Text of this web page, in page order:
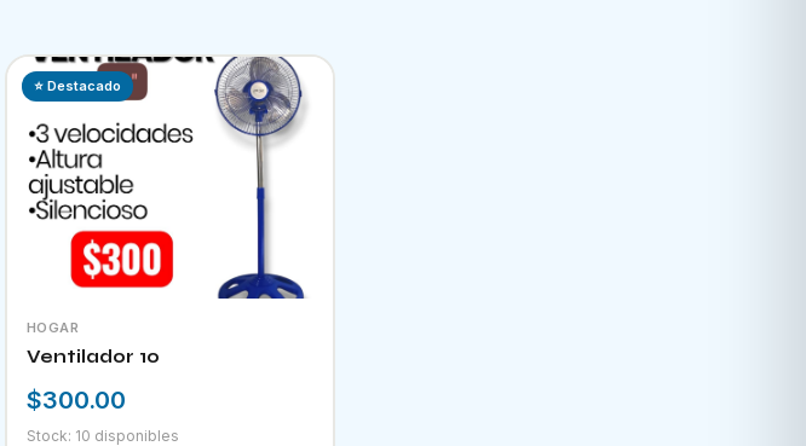
⭐ Destacado
HOGAR
Ventilador 10
$300.00
Stock: 10 disponibles